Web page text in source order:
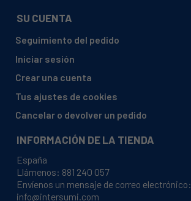
TEKA, CNL1001BLANCA
TEKA, CNL11001INOX
TEKA, CNL11001NEGRA
TEKA, CNL12002BLANCA
SU CUENTA
Seguimiento del pedido
Iniciar sesión
Crear una cuenta
Tus ajustes de cookies
Cancelar o devolver un pedido
INFORMACIÓN DE LA TIENDA
España
Llámenos: 881 240 057
Envíenos un mensaje de correo electrónico:
info@intersumi.com